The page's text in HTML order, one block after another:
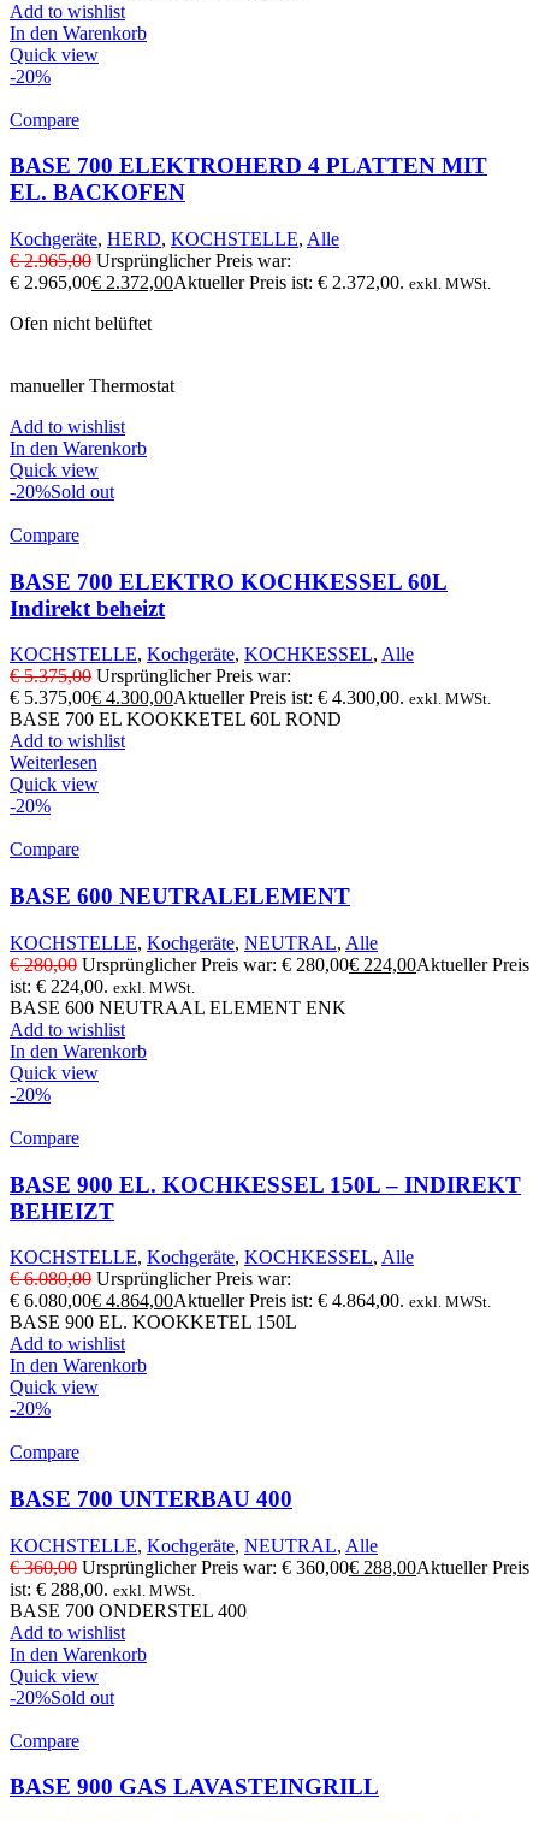
Add to wishlist
In den Warenkorb
Quick view
-20%
Compare
BASE 700 ELEKTROHERD 4 PLATTEN MIT
EL. BACKOFEN
Kochgeräte, HERD, KOCHSTELLE, Alle
€2.965,00 Ursprünglicher Preis war:
€ 2.965,00€ 2.372,00Aktueller Preis ist: € 2.372,00. exkl. MWSt.
Ofen nicht belüftet
manueller Thermostat
Add to wishlist
In den Warenkorb
Quick view
-20%Sold out
Compare
BASE 700 ELEKTRO KOCHKESSEL 60L
Indirekt beheizt
KOCHSTELLE, Kochgeräte, KOCHKESSEL, Alle
€5.375,00 Ursprünglicher Preis war:
€ 5.375,00€ 4.300,00Aktueller Preis ist: € 4.300,00. exkl. MWSt.
BASE 700 EL KOOKKETEL 60L ROND
Add to wishlist
Weiterlesen
Quick view
-20%
Compare
BASE 600 NEUTRALELEMENT
KOCHSTELLE, Kochgeräte, NEUTRAL, Alle
€280,00 Ursprünglicher Preis war: € 280,00€ 224,00Aktueller Preis
ist: € 224,00. exkl. MWSt.
BASE 600 NEUTRAAL ELEMENT ENK
Add to wishlist
In den Warenkorb
Quick view
-20%
Compare
BASE 900 EL. KOCHKESSEL 150L – INDIREKT
BEHEIZT
KOCHSTELLE, Kochgeräte, KOCHKESSEL, Alle
€6.080,00 Ursprünglicher Preis war:
€ 6.080,00€ 4.864,00Aktueller Preis ist: € 4.864,00. exkl. MWSt.
BASE 900 EL. KOOKKETEL 150L
Add to wishlist
In den Warenkorb
Quick view
-20%
Compare
BASE 700 UNTERBAU 400
KOCHSTELLE, Kochgeräte, NEUTRAL, Alle
€360,00 Ursprünglicher Preis war: € 360,00€ 288,00Aktueller Preis
ist: € 288,00. exkl. MWSt.
BASE 700 ONDERSTEL 400
Add to wishlist
In den Warenkorb
Quick view
-20%Sold out
Compare
BASE 900 GAS LAVASTEINGRILL